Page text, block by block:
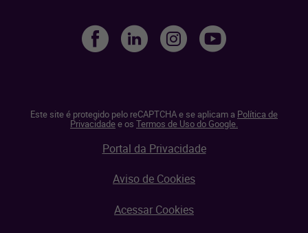
Este site é protegido pelo reCAPTCHA e se aplicam a Política de
Privacidadee os Termos de Uso do Google.
Portal da Privacidade
Aviso de Cookies
Acessar Cookies